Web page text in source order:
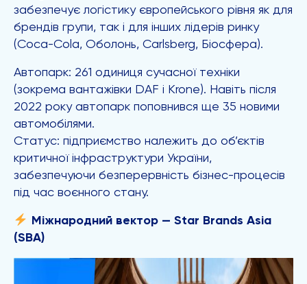
забезпечує логістику європейського рівня як для
брендів групи, так і для інших лідерів ринку
(Coca-Cola, Оболонь, Carlsberg, Біосфера).
Автопарк: 261 одиниця сучасної техніки
(зокрема вантажівки DAF і Кrone). Навіть після
2022 року автопарк поповнився ще 35 новими
автомобілями.
Статус: підприємство належить до об’єктів
критичної інфраструктури України,
забезпечуючи безперервність бізнес-процесів
під час воєнного стану.
Міжнародний вектор — Star Brands Asia
(SBA)